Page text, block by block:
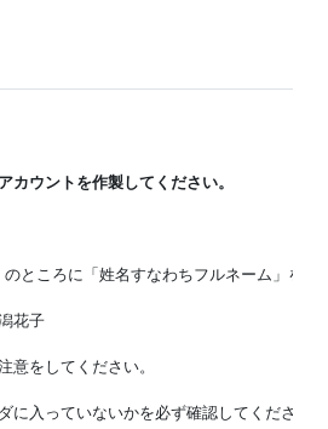
カウントを作製してください。
ころに「姓名すなわちフルネーム」を入
花子
意をしてください。
に入っていないかを必ず確認してください！